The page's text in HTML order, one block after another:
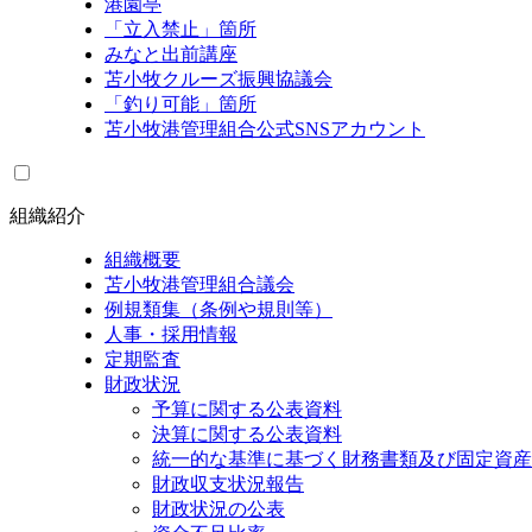
港園亭
「立入禁止」箇所
みなと出前講座
苫小牧クルーズ振興協議会
「釣り可能」箇所
苫小牧港管理組合公式SNSアカウント
組織紹介
組織概要
苫小牧港管理組合議会
例規類集（条例や規則等）
人事・採用情報
定期監査
財政状況
予算に関する公表資料
決算に関する公表資料
統一的な基準に基づく財務書類及び固定資
財政収支状況報告
財政状況の公表